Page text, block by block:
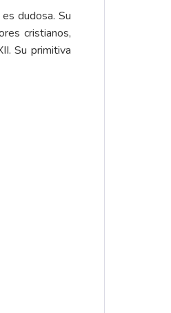
dudosa. Su
cristianos,
Su primitiva